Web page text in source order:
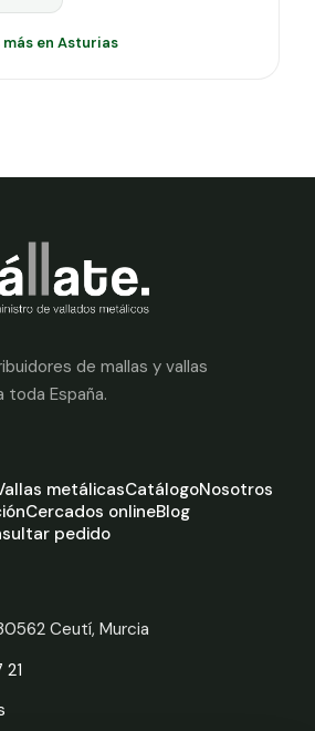
en Asturias
de mallas y vallas
toda España.
metálicasCatálogoNosotros
Cercados onlineBlog
pedido
Ceutí, Murcia